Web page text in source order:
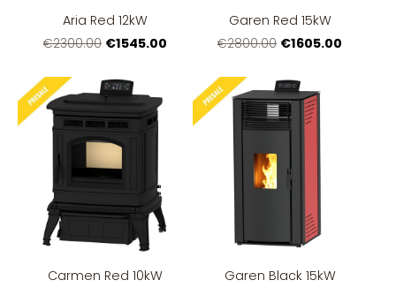
Aria Red 12kW
€2300.00 €1545.00
Garen Red 15kW
€2800.00 €1605.00
Carmen Red 10kW Garen Black 15kW